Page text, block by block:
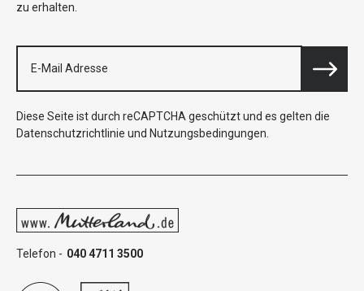
zu erhalten.
Diese Seite ist durch reCAPTCHA geschützt und es gelten die
Datenschutzrichtlinie und Nutzungsbedingungen
Telefon - 040 4711 3500